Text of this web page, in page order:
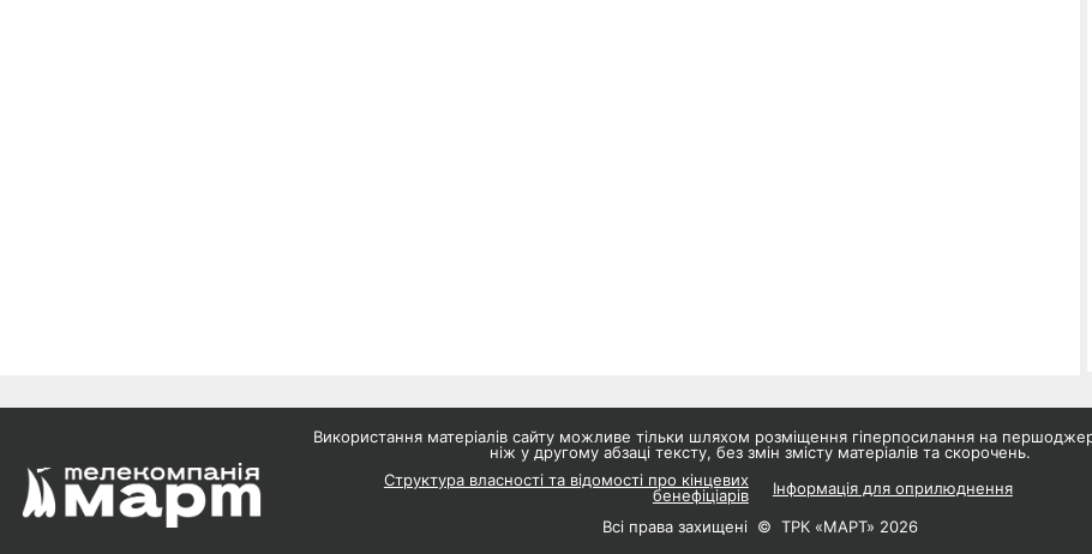
Використання матеріалів сайту можливе тільки шляхом розміщення гіперпосилання на
ніж у другому абзаці тексту, без змін змісту матеріалів та скорочень.
Структура власності та відомості про кінцевих
бенефіціарів
Інформація для оприлюднення
Всі права захищені © ТРК «МАРТ» 2026